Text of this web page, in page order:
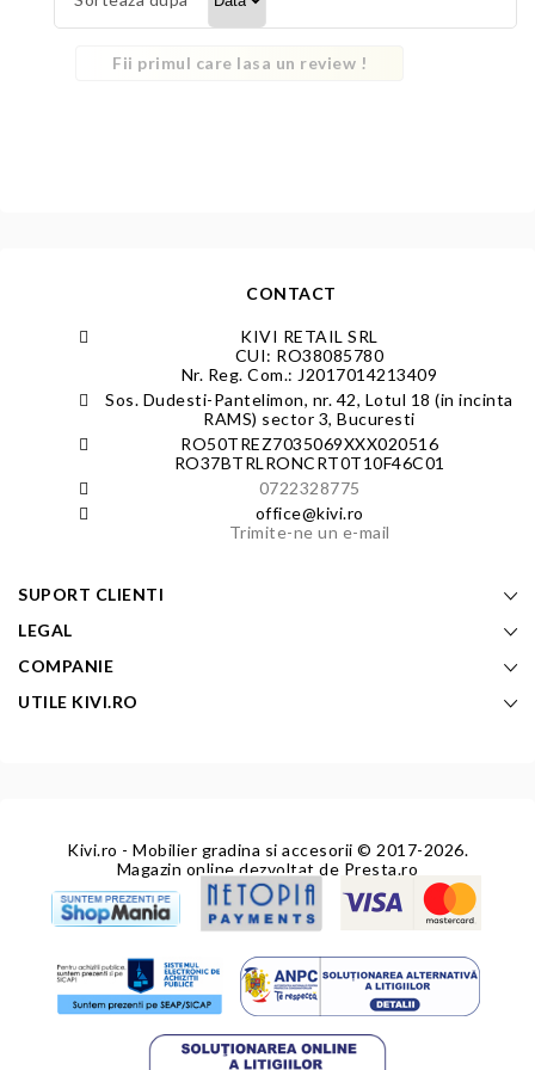
Fii primul care lasa un review !
CONTACT
KIVI RETAIL SRL
CUI: RO38085780
Nr. Reg. Com.: J2017014213409
Sos. Dudesti-Pantelimon, nr. 42, Lotul 18 (in incinta
RAMS) sector 3, Bucuresti
RO50TREZ7035069XXX020516
RO37BTRLRONCRT0T10F46C01
0722328775
office@kivi.ro
Trimite-ne un e-mail
SUPORT CLIENTI
LEGAL
COMPANIE
UTILE KIVI.RO
Kivi.ro - Mobilier gradina si accesorii © 2017-2026.
Magazin online dezvoltat de Presta.ro